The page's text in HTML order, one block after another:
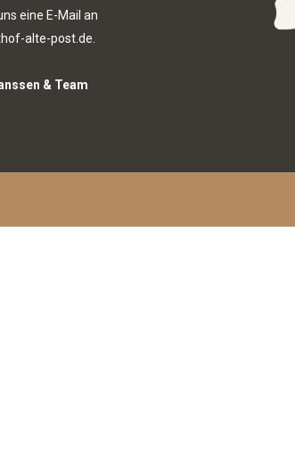
eine E-Mail an
alte-post.de.
& Team